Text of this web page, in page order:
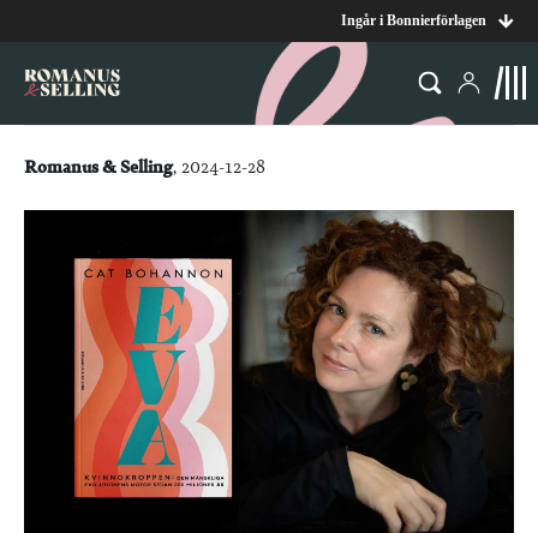
Ingår i Bonnierförlagen
Romanus & Selling, 2024-12-28